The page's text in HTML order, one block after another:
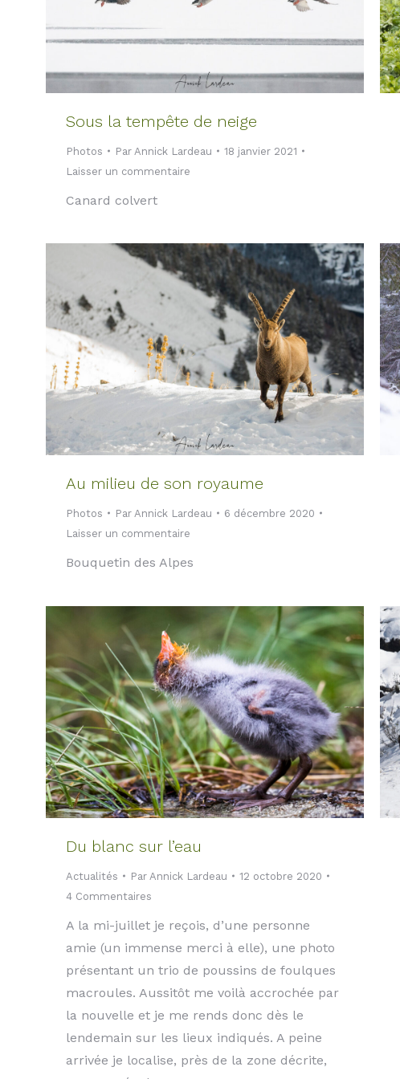
Sous la tempête de neige
Photos Par Annick Lardeau
18 janvier 2021
Laisser un commentaire
Canard colvert
Au milieu de son royaume
Photos Par Annick Lardeau
6 décembre 2020
Laisser un commentaire
Bouquetin des Alpes
Du blanc sur l’eau
Actualités Par Annick Lardeau
12 octobre 2020
4 Commentaires
A la mi-juillet je reçois, d’une personne
amie (un immense merci à elle), une photo
présentant un trio de poussins de foulques
macroules. Aussitôt me voilà accrochée par
la nouvelle et je me rends donc dès le
lendemain sur les lieux indiqués. A peine
arrivée je localise, près de la zone décrite,